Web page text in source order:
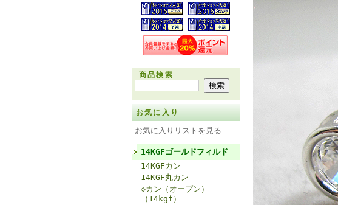
商品検索
お気に入り
お気に入りリストを見る
14KGFゴールドフィルド
14KGFカン
14KGF丸カン
◇カン（オープン）
（14kgf）